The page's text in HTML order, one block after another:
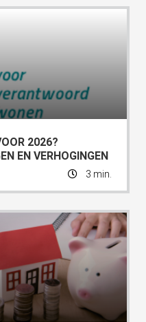
2026?
EN VERHOGINGEN
3 min.